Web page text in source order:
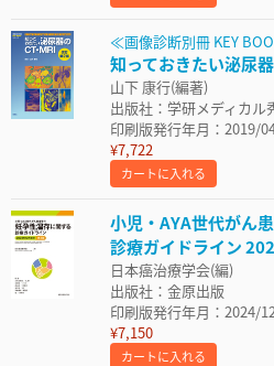
≪画像診断別冊 KEY
知っておきたい泌尿
山下 康行(編著)
出版社：学研メディカル
印刷版発行年月：2019/
¥7,722
カートに入れる
小児・AYA世代がん
診療ガイドライン
日本癌治療学会(編)
出版社：金原出版
印刷版発行年月：2024/
¥7,150
カートに入れる